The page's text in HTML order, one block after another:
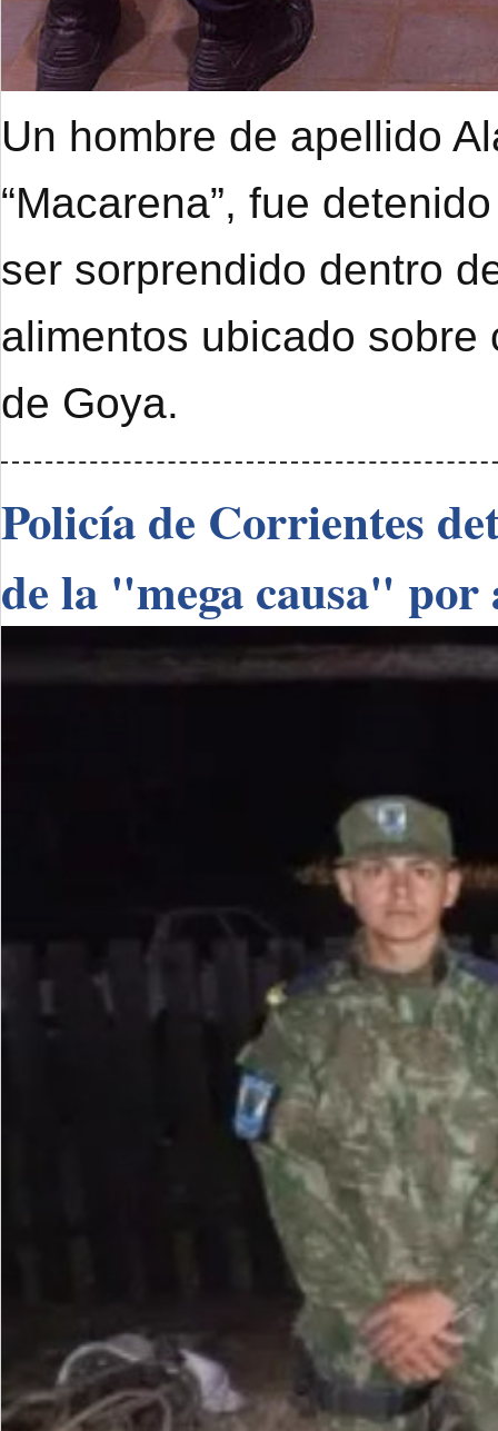
Un hombre de apellido
“Macarena”, fue
ser sorprendido dentro
alimentos ubicado
de Goya.
Policía de Corrientes
de la "mega causa" por